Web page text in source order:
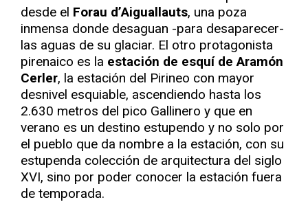
desde el Forau d’Aiguallauts, una poza
inmensa donde desaguan -para desaparecer-
las aguas de su glaciar. El otro protagonista
pirenaico es la estación de esquí de Aramón
Cerler, la estación del Pirineo con mayor
desnivel esquiable, ascendiendo hasta los
2.630 metros del pico Gallinero y que en
verano es un destino estupendo y no solo por
el pueblo que da nombre a la estación, con su
estupenda colección de arquitectura del siglo
XVI, sino por poder conocer la estación fuera
de temporada.